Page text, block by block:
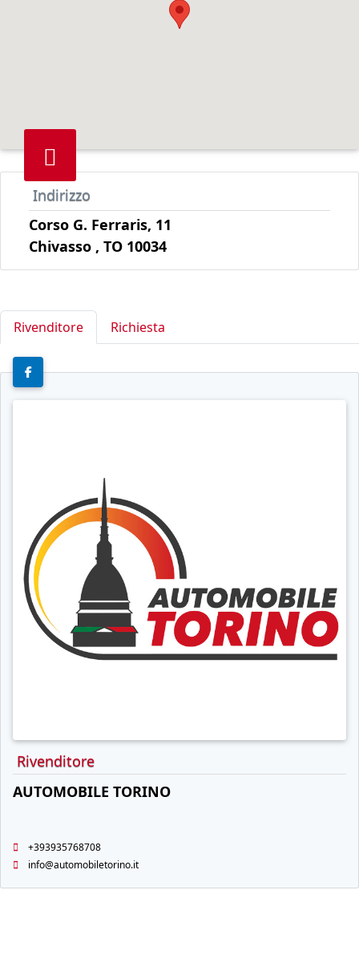
Indirizzo
Corso G. Ferraris, 11
Chivasso , TO 10034
Rivenditore Richiesta
Rivenditore
AUTOMOBILE TORINO
+393935768708
info@automobiletorino.it